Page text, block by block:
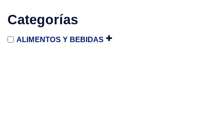
Categorías
ALIMENTOS Y BEBIDAS